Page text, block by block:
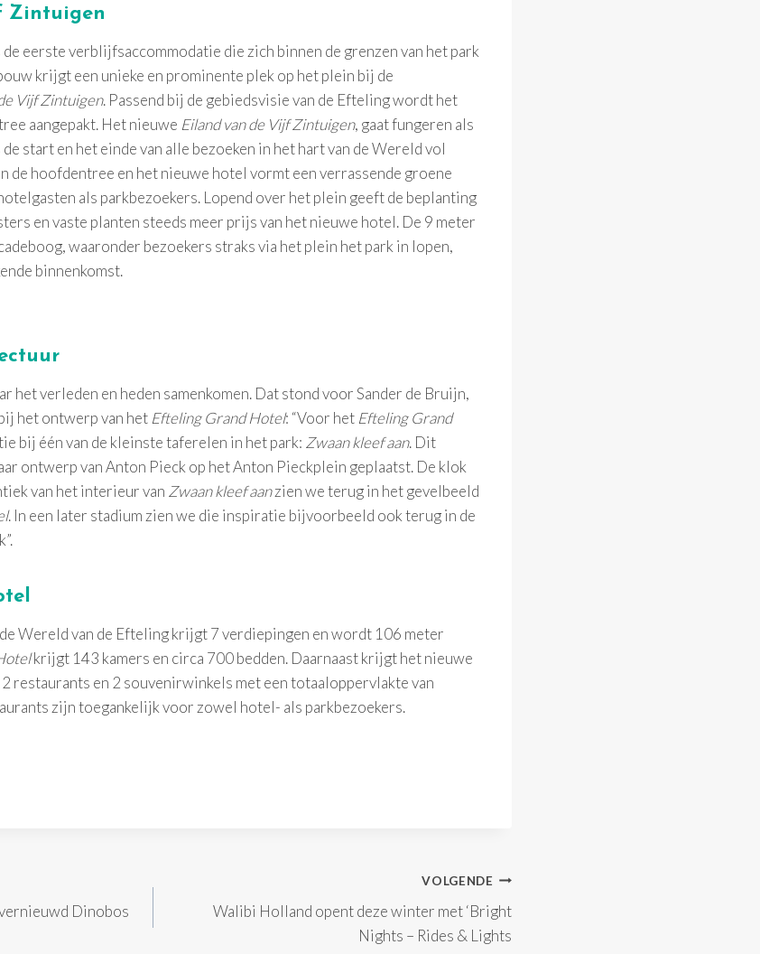
Zintuigen
eerste verblijfsaccommodatie die zich binnen de grenzen van het park
krijgt een unieke en prominente plek op het plein bij de
Vijf Zintuigen. Passend bij de gebiedsvisie van de Efteling wordt het
aangepakt. Het nieuwe Eiland van de Vijf Zintuigen, gaat fungeren als
start en het einde van alle bezoeken in het hart van de Wereld vol
de hoofdentree en het nieuwe hotel vormt een verrassende groene
als parkbezoekers. Lopend over het plein geeft de beplanting
en vaste planten steeds meer prijs van het nieuwe hotel. De 9 meter
waaronder bezoekers straks via het plein het park in lopen,
binnenkomst.
het verleden en heden samenkomen. Dat stond voor Sander de Bruijn,
het ontwerp van het Efteling Grand Hotel: “Voor het Efteling Grand
bij één van de kleinste taferelen in het park: Zwaan kleef aan. Dit
ontwerp van Anton Pieck op het Anton Pieckplein geplaatst. De klok
van het interieur van Zwaan kleef aanzien we terug in het gevelbeeld
. In een later stadium zien we die inspiratie bijvoorbeeld ook terug in de
Wereld van de Efteling krijgt 7 verdiepingen en wordt 106 meter
krijgt 143 kamers en circa 700 bedden. Daarnaast krijgt het nieuwe
2 restaurants en 2 souvenirwinkels met een totaaloppervlakte van
zijn toegankelijk voor zowel hotel- als parkbezoekers.
Dinobos
VOLGENDE
Walibi Holland opent deze winter met ‘Bright
Nights – Rides & Lights